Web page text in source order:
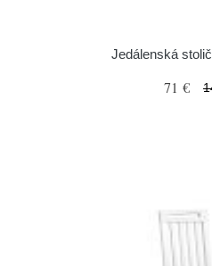
Jedálenská
71 €